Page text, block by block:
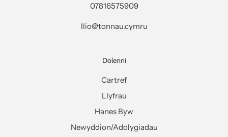
07816575909
llio@tonnau.cymru
Dolenni
Cartref
Llyfrau
Hanes Byw
Newyddion/Adolygiadau